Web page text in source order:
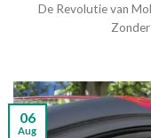
De Revolutie van
Zonder
06
Aug